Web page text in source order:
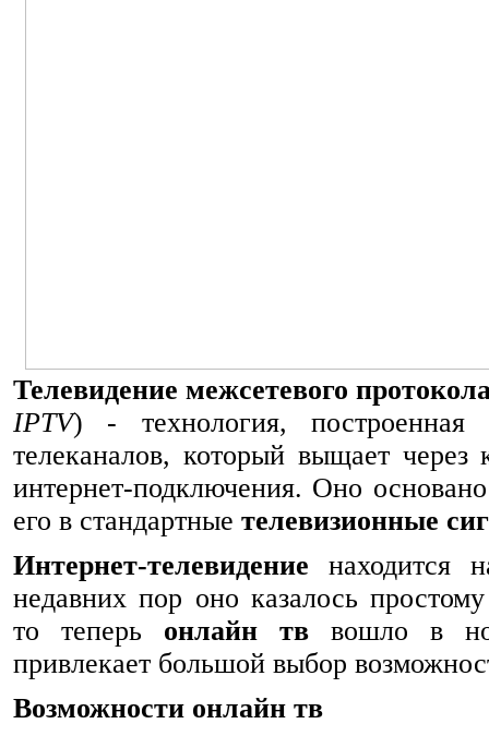
Телевидение межсетевого
IPTV) - технология, построенная
телеканалов, который выщает через
интернет-подключения. Оно
его в стандартные телевизионные
Интернет-телевидение находится
недавних пор оно казалось
то теперь онлайн тв вошло в
привлекает большой выбор
Возможности онлайн тв